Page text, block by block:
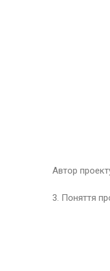
Автор
3. Поняття